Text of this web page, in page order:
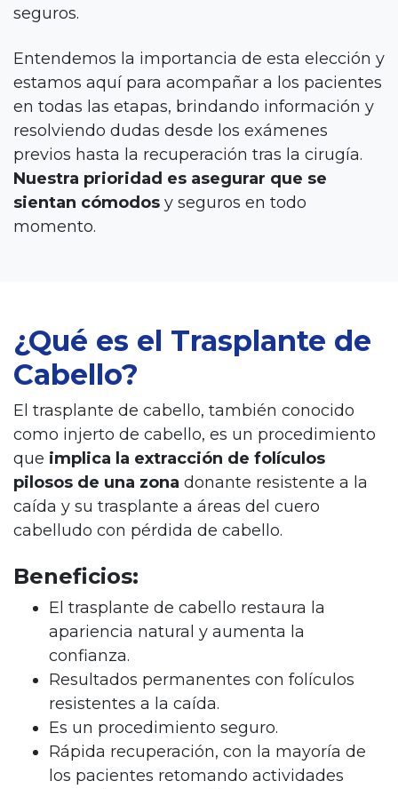
seguros.
Entendemos la importancia de esta elección y
estamos aquí para acompañar a los pacientes
en todas las etapas, brindando información y
resolviendo dudas desde los exámenes
previos hasta la recuperación tras la cirugía.
Nuestra prioridad es asegurar que se
sientan cómodos y seguros en todo
momento.
¿Qué es el Trasplante de
Cabello?
El trasplante de cabello, también conocido
como injerto de cabello, es un procedimiento
que implica la extracción de folículos
pilosos de una zona donante resistente a la
caída y su trasplante a áreas del cuero
cabelludo con pérdida de cabello.
Beneficios:
El trasplante de cabello restaura la
apariencia natural y aumenta la
confianza.
Resultados permanentes con folículos
resistentes a la caída.
Es un procedimiento seguro.
Rápida recuperación, con la mayoría de
los pacientes retomando actividades